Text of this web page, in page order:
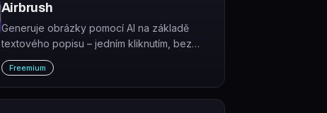
Airbrush
Generuje obrázky pomocí AI na základě
textového popisu – jedním kliknutím, bez
nutnosti designových dovedností.
Freemium